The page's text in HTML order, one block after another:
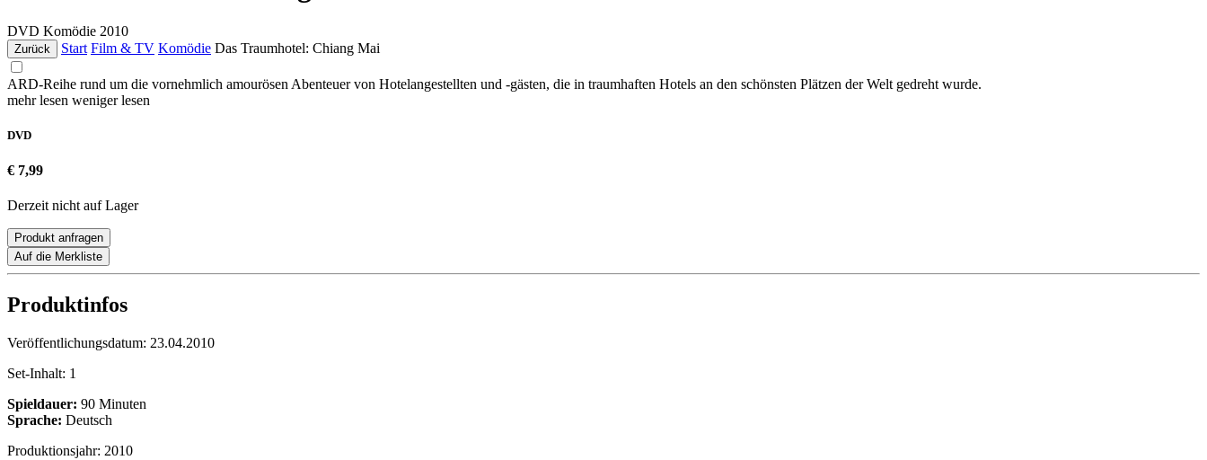
DVD Komödie 2010
Zurück Start Film & TV Komödie Das Traumhotel: Chiang Mai
ARD-Reihe rund um die vornehmlich amourösen Abenteuer von Hotelangestellten und -gästen, die in traumhaften Hotels an den schönsten Plätzen der Welt gedreht wurde.
mehr lesen weniger lesen
DVD
€ 7,99
Derzeit nicht auf Lager
Produkt anfragen
Auf die Merkliste
Produktinfos
Veröffentlichungsdatum: 23.04.2010
Set-Inhalt: 1
Spieldauer: 90 Minuten
Sprache: Deutsch
Produktionsjahr: 2010